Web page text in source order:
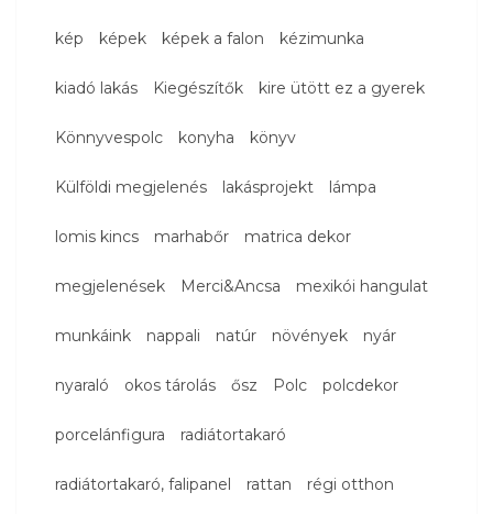
kép képek képek a falon kézimunka
kiadó lakás Kiegészítők kire ütött ez a gyerek
Könnyvespolc konyha könyv
Külföldi megjelenés lakásprojekt lámpa
lomis kincs marhabőr matrica dekor
megjelenések Merci&Ancsa mexikói hangulat
munkáink nappali natúr növények nyár
nyaraló okos tárolás ősz Polc polcdekor
porcelánfigura radiátortakaró
radiátortakaró, falipanel rattan régi otthon